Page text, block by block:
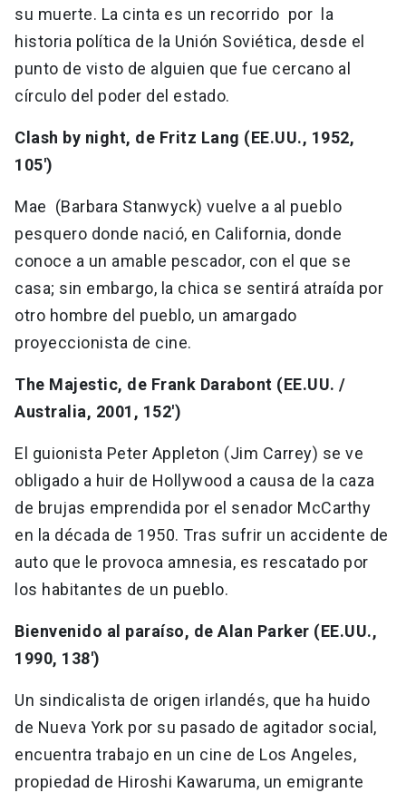
su muerte. La cinta es un recorrido por la
historia política de la Unión Soviética, desde el
punto de visto de alguien que fue cercano al
círculo del poder del estado.
Clash by night, de Fritz Lang (EE.UU., 1952,
105')
Mae (Barbara Stanwyck) vuelve a al pueblo
pesquero donde nació, en California, donde
conoce a un amable pescador, con el que se
casa; sin embargo, la chica se sentirá atraída por
otro hombre del pueblo, un amargado
proyeccionista de cine.
The Majestic, de Frank Darabont (EE.UU. /
Australia, 2001, 152')
El guionista Peter Appleton (Jim Carrey) se ve
obligado a huir de Hollywood a causa de la caza
de brujas emprendida por el senador McCarthy
en la década de 1950. Tras sufrir un accidente de
auto que le provoca amnesia, es rescatado por
los habitantes de un pueblo.
Bienvenido al paraíso, de Alan Parker (EE.UU.,
1990, 138')
Un sindicalista de origen irlandés, que ha huido
de Nueva York por su pasado de agitador social,
encuentra trabajo en un cine de Los Angeles,
propiedad de Hiroshi Kawaruma, un emigrante